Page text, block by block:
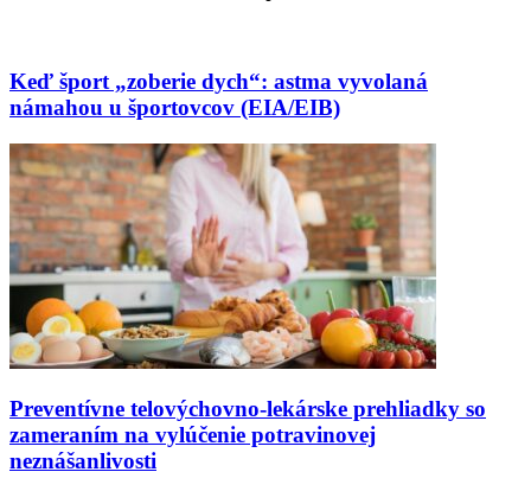
Keď šport „zoberie dych“: astma vyvolaná
námahou u športovcov (EIA/EIB)
Preventívne telovýchovno-lekárske prehliadky so
zameraním na vylúčenie potravinovej
neznášanlivosti